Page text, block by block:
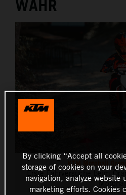
WAHR
KTM Motohall
Erste Fahrversuche beim
By clicking “Accept all
storage of cookies on your
navigation, analyze website
marketing efforts. Cookies